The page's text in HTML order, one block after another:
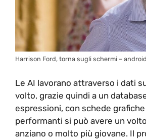
Harrison Ford, torna sugli schermi –
Le AI lavorano attraverso i dati
volto, grazie quindi a un
espressioni, con schede
performanti si può avere un
anziano o molto più giovane. Il